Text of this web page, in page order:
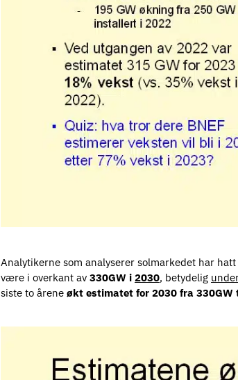
Analytikerne som analyserer solmarkedet har
være i overkant av 330GW i 2030, betydelig
siste to årene økt estimatet for 2030 fra 330GW